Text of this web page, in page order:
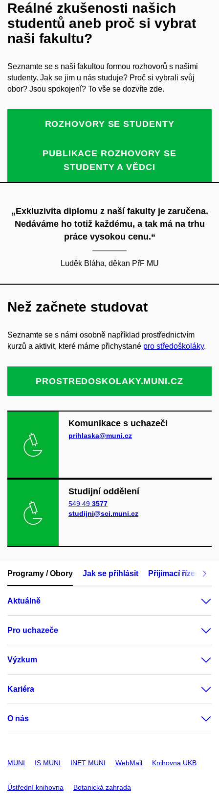
Reálné zkušenosti našich
studentů aneb proč si vybrat
naši fakultu?
Seznamte se s naší fakultou formou rozhovorů s našimi
studenty. Jak se jim u nás studuje? Proč si vybrali svůj
obor? Jsou spokojení? To vše se dozvíte zde.
ROZHOVORY SE STUDENTY
PUBLIKACE ROZHOVORY SE
STUDENTY A VĚDCI
„Exkluzivita diplomu z naší fakulty je zaručena.
Nedáváme ho totiž každému, a tak má na trhu
práce vysokou cenu.“
Luděk Bláha, děkan PřF MU
Než začnete studovat
Seznamte se s námi osobně například prostřednictvím
kurzů a aktivit, které máme přichystané pro středoškoláky.
PROSTREDOSKOLAKY.MUNI.CZ
Komunikace s uchazeči
prihlaska@muni.cz
Studijní oddělení
549 49 3577
studijni@sci.muni.cz
Programy / Obory Jak se přihlásit Přijímací řízení
Aktuálně
Pro uchazeče
Výzkum
Kariéra
O nás
MUNI IS MUNI INET MUNI WebMail Knihovna UKB
Ústřední knihovna Botanická zahrada